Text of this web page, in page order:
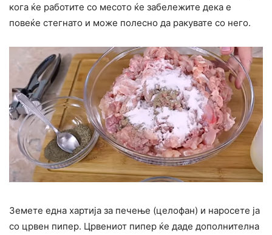
кога ќе работите со месото ќе забележите дека е
повеќе стегнато и може полесно да ракувате со него.
Земете една хартија за печење (целофан) и наросете ја
со црвен пипер. Црвениот пипер ќе даде дополнителна